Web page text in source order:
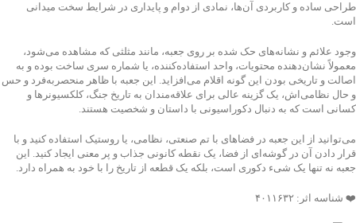
طراحی ساده و کاربردی آن‌ها، نمادی از دوام و پایداری در شرایط سخت میدانی
است.
وجود علائم و نشانه‌های حک شده بر روی جعبه، مانند مثلثی که مشاهده می‌شود،
معمولاً نشان‌دهنده محتویات، واحد استفاده‌کننده، یا شماره سری ساخت بوده و به
اصالت و تاریخی بودن این گونه اقلام می‌افزاید. این جعبه با ظاهر منحصربه‌فرد و حس
و حال نظامی‌اش، یک گزینه عالی برای علاقه‌مندان به تاریخ جنگ، کلکسیونرها و
کسانی است که به دنبال دکوراسیونی با داستان و شخصیت هستند.
می‌توانید از این جعبه در فضاهای با تم صنعتی، نظامی، یا روستیک استفاده کنید و با
قرار دادن آن در گوشه‌ای از فضا، یک نقطه کانونی جذاب و پر معنی ایجاد کنید. این
جعبه نه تنها یک شیء دکوری است، بلکه یک قطعه از تاریخ را با خود به همراه دارد.
❤️ شناسه اثر: ۴۰۱۱۶۳۲